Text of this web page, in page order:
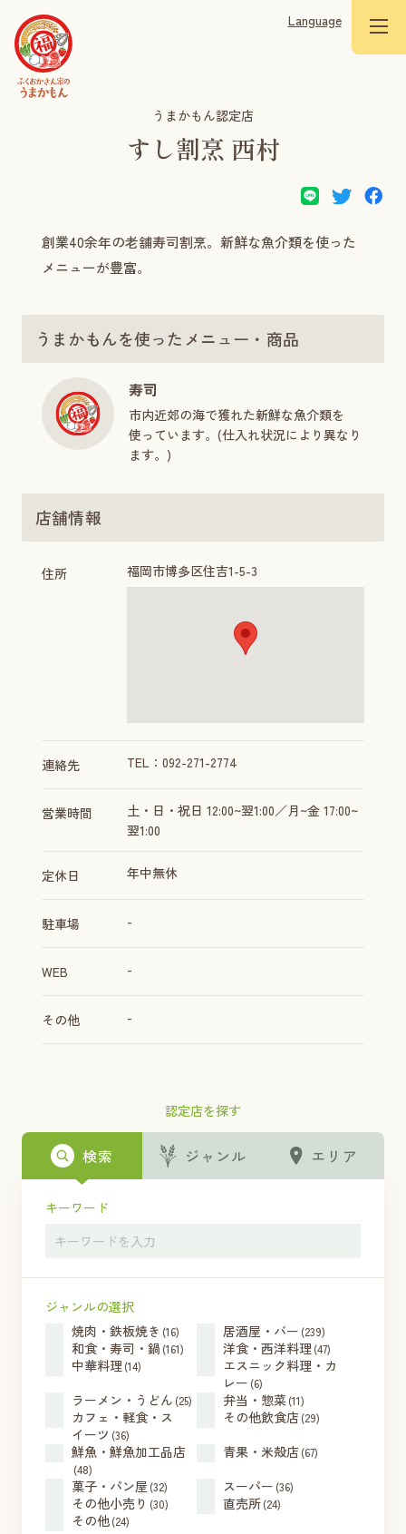
Language
うまかもん認定店
すし割烹 西村
認定店を探す
検索 ジャンル エリア
キーワード
ジャンルの選択
焼肉・鉄板焼き (16) 居酒屋・バー (239)
和食・寿司・鍋 (161) 洋食・西洋料理 (47)
中華料理 (14)
エスニック料理・カ
レー (6)
ラーメン・うどん (25) 弁当・惣菜(11)
カフェ・軽食・ス
イーツ (36)
その他飲食店(29)
鮮魚・鮮魚加工品店
(48)
青果・米殻店(67)
菓子・パン屋 (32) スーパー (36)
その他小売り (30) 直売所(24)
その他(24)
創業40余年の老舗寿司割烹。新鮮な魚介類を使った
メニューが豊富。
うまかもんを使ったメニュー・商品
寿司
市内近郊の海で獲れた新鮮な魚介類を
使っています。(仕入れ状況により異なり
ます。)
店舗情報
住所 福岡市博多区住吉1-5-3
連絡先 TEL：092-271-2774
営業時間
土・日・祝日 12:00~翌1:00／月~金 17:00~
翌1:00
定休日 年中無休
駐車場 -
WEB -
その他 -